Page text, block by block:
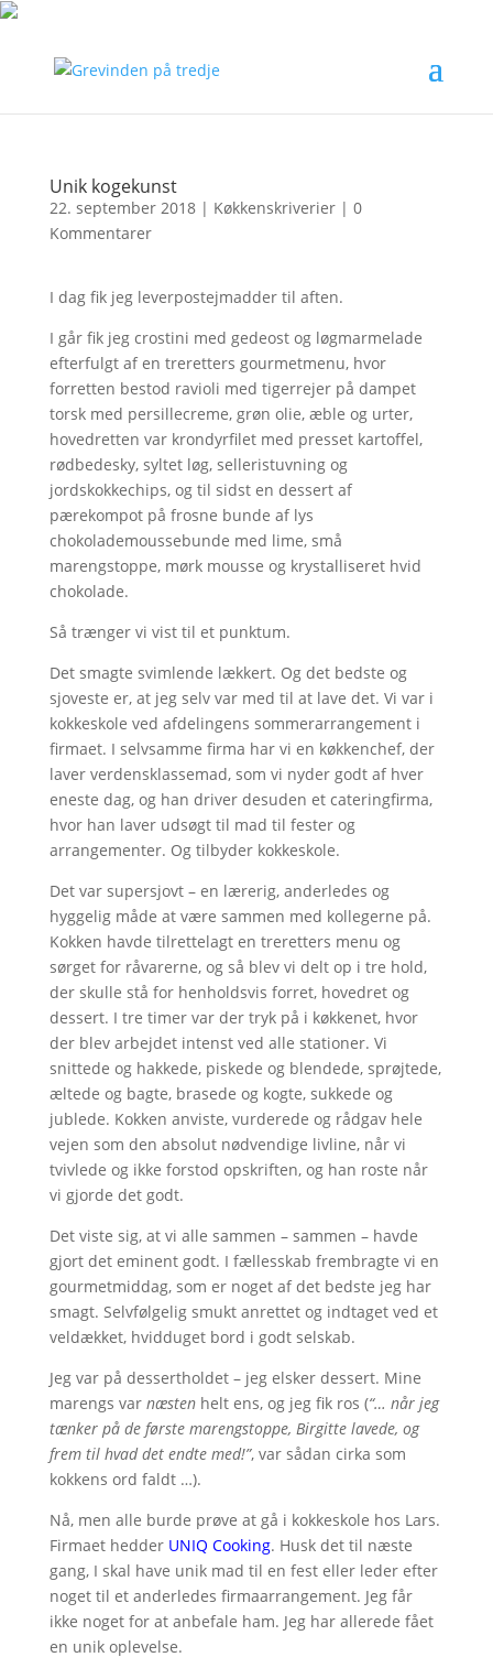
Unik kogekunst
22. september 2018| Køkkenskriverier| 0
Kommentarer
I dag fik jeg leverpostejmadder til aften.
I går fik jeg crostini med gedeost og løgmarmelade
efterfulgt af en treretters gourmetmenu, hvor
forretten bestod ravioli med tigerrejer på dampet
torsk med persillecreme, grøn olie, æble og urter,
hovedretten var krondyrfilet med presset kartoffel,
rødbedesky, syltet løg, selleristuvning og
jordskokkechips, og til sidst en dessert af
pærekompot på frosne bunde af lys
chokolademoussebunde med lime, små
marengstoppe, mørk mousse og krystalliseret hvid
chokolade.
Så trænger vi vist til et punktum.
Det smagte svimlende lækkert. Og det bedste og
sjoveste er, at jeg selv var med til at lave det. Vi var i
kokkeskole ved afdelingens sommerarrangement i
firmaet. I selvsamme firma har vi en køkkenchef, der
laver verdensklassemad, som vi nyder godt af hver
eneste dag, og han driver desuden et cateringfirma,
hvor han laver udsøgt til mad til fester og
arrangementer. Og tilbyder kokkeskole.
Det var supersjovt – en lærerig, anderledes og
hyggelig måde at være sammen med kollegerne på.
Kokken havde tilrettelagt en treretters menu og
sørget for råvarerne, og så blev vi delt op i tre hold,
der skulle stå for henholdsvis forret, hovedret og
dessert. I tre timer var der tryk på i køkkenet, hvor
der blev arbejdet intenst ved alle stationer. Vi
snittede og hakkede, piskede og blendede, sprøjtede,
æltede og bagte, brasede og kogte, sukkede og
jublede. Kokken anviste, vurderede og rådgav hele
vejen som den absolut nødvendige livline, når vi
tvivlede og ikke forstod opskriften, og han roste når
vi gjorde det godt.
Det viste sig, at vi alle sammen – sammen – havde
gjort det eminent godt. I fællesskab frembragte vi en
gourmetmiddag, som er noget af det bedste jeg har
smagt. Selvfølgelig smukt anrettet og indtaget ved et
veldækket, hvidduget bord i godt selskab.
Jeg var på dessertholdet – jeg elsker dessert. Mine
marengs var næstenhelt ens, og jeg fik ros (“… når jeg
tænker på de første marengstoppe, Birgitte lavede, og
frem til hvad det endte med!”, var sådan cirka som
kokkens ord faldt …).
Nå, men alle burde prøve at gå i kokkeskole hos Lars.
Firmaet hedder UNIQ Cooking. Husk det til næste
gang, I skal have unik mad til en fest eller leder efter
noget til et anderledes firmaarrangement. Jeg får
ikke noget for at anbefale ham. Jeg har allerede fået
en unik oplevelse.